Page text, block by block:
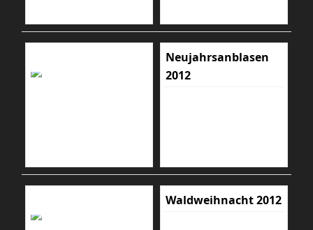
Neujahrsanblasen
2012
Waldweihnacht 2012